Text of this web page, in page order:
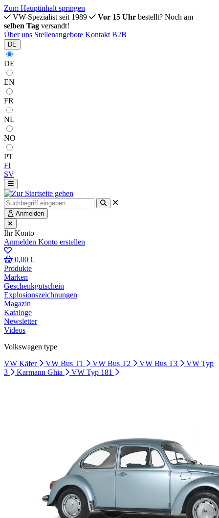
Zum Hauptinhalt springen
VW-Spezialist seit 1989
Vor 15 Uhr bestellt? Noch am
selben Tag versandt!
Über uns Stellenangebote Kontakt B2B
DE
DE
EN
FR
NL
NO
PT
FI
SV
Anmelden
Ihr Konto
Anmelden Konto erstellen
0,00 €
Produkte
Marken
Geschenkgutschein
Explosionszeichnungen
Magazin
Kataloge
Newsletter
Videos
Volkswagen type
VW Käfer
VW Bus T1 VW Bus T2 VW Bus T3
VW Typ
3
Karmann Ghia VW Typ 181